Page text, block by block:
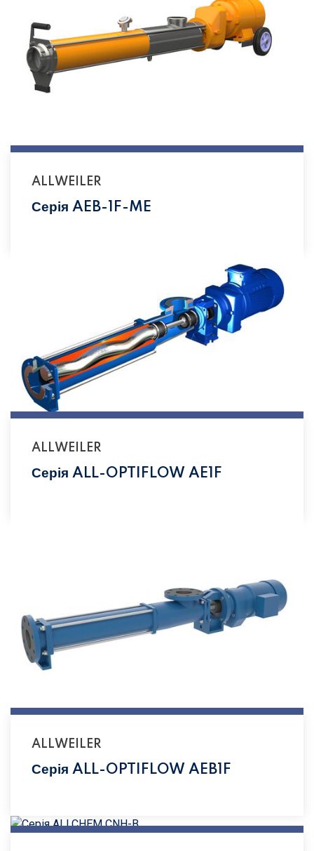
ALLWEILER
Серія AEB-1F-ME
ALLWEILER
Серія ALL-OPTIFLOW AE1F
ALLWEILER
Серія ALL-OPTIFLOW AEB1F